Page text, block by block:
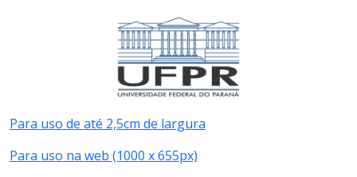
Para uso de até 2,5cm de largura
Para uso na web (1000 x 655px)